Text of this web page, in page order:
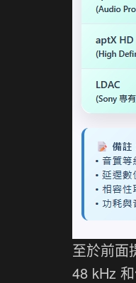
至於前面
48 kHz